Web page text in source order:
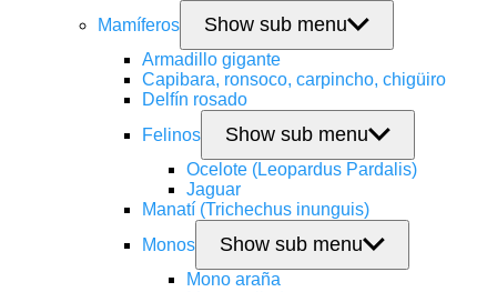
Mamíferos
Show sub menu
Armadillo gigante
Capibara, ronsoco, carpincho, chigüiro
Delfín rosado
Felinos
Show sub menu
Ocelote (Leopardus Pardalis)
Jaguar
Manatí (Trichechus inunguis)
Monos
Show sub menu
Mono araña